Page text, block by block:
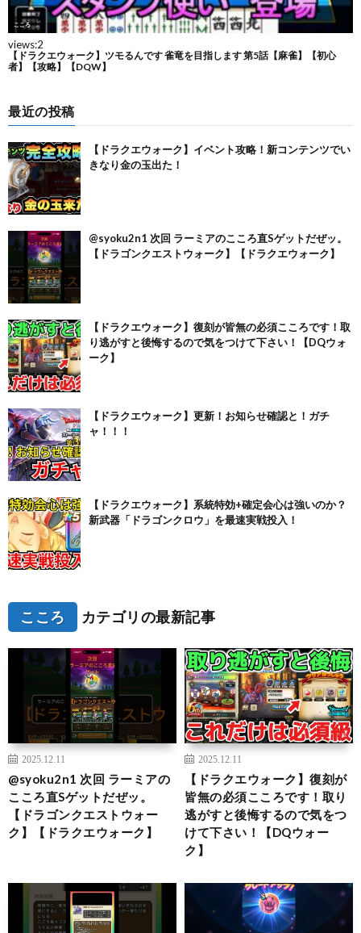
最近の投稿
【ドラクエウォーク】イベント攻略！新コンテンツでい
きなり金の玉出た！
@syoku2n1 次回 ラーミアのこころ直Sゲットだぜッ。
【ドラゴンクエストウォーク】【ドラクエウォーク】
【ドラクエウォーク】復刻が皆無の必須こころです！取
り逃がすと後悔するので気をつけて下さい！【DQウォ
ーク】
【ドラクエウォーク】更新！お知らせ確認と！ガチ
ャ！！！
【ドラクエウォーク】系統特効+確定会心は強いのか？
新武器「ドラゴンクロウ」を最速実戦投入！
こころ カテゴリの最新記事
2025.12.11
@syoku2n1 次回 ラーミアの
こころ直Sゲットだぜッ。
【ドラゴンクエストウォー
ク】【ドラクエウォーク】
2025.12.11
【ドラクエウォーク】復刻が
皆無の必須こころです！取り
逃がすと後悔するので気をつ
けて下さい！【DQウォー
ク】